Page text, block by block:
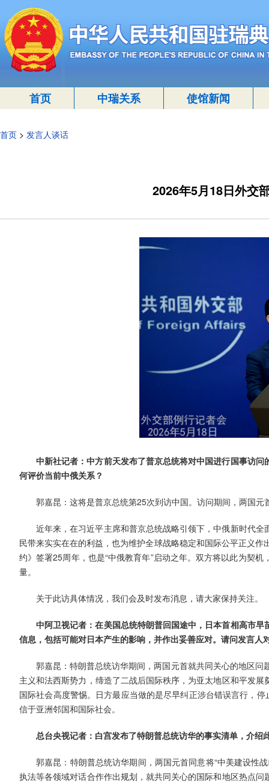
首页 中瑞关系 使馆新闻
首页 > 发言人谈话
2026年5月18日外交
中新社记者：中方前天发布了普京总统将对中国进行国事访
何评价当前中俄关系？
郭嘉昆：这将是普京总统第25次到访中国。访问期间，两国
近年来，在习近平主席和普京总统战略引领下，中俄新时代
民带来实实在在的利益，也为维护全球战略稳定和国际公平正义
约》签署25周年，也是“中俄教育年”启动之年。双方将以此为契
量。
关于此访具体情况，我们会及时发布消息，请大家保持关注。
中阿卫视记者：在美国总统特朗普回国途中，日本首相高市
信息，包括可能对日本产生的影响，并作出妥善应对。请问发言人
郭嘉昆：特朗普总统访华期间，两国元首就共同关心的地区
主义和法西斯势力，缔造了二战后国际秩序，为亚太地区和平发
国际社会高度警惕。日方最应当做的是尽早纠正涉台错误言行，
信于亚洲邻国和国际社会。
总台央视记者：白宫发布了特朗普总统访华的事实清单，介绍
郭嘉昆：特朗普总统访华期间，两国元首同意将“中美建设性
执法等各领域对话合作作出规划，就共同关心的国际和地区热点